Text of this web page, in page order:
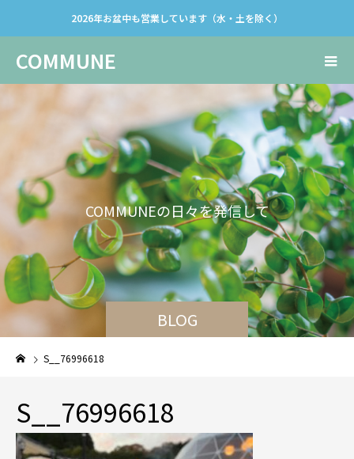
2026年お盆中も営業しています（水・土を除く）
COMMUNE
BLOG
C OMMUNEの日々を発信していき
S__76996618
S__76996618